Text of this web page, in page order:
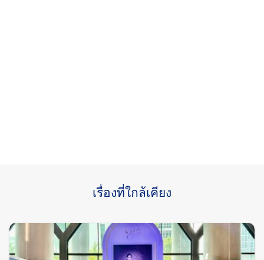
เรื่องที่ใกล้เคียง